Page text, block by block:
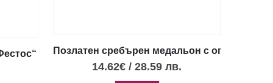
с 4 опала, XXS
Позлатен сребърен медальон с опал и диск
14.62€ / 28.59 лв.